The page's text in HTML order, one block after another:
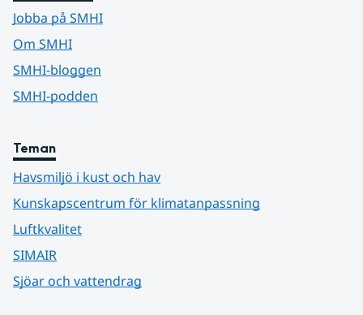
Jobba på SMHI
Om SMHI
SMHI-bloggen
SMHI-podden
Teman
Havsmiljö i kust och hav
Kunskapscentrum för klimatanpassning
Luftkvalitet
SIMAIR
Sjöar och vattendrag